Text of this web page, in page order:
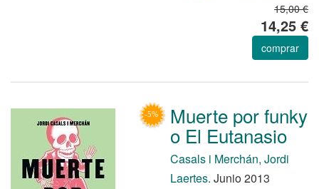
15,00 €
14,25 €
comprar
Muerte por funky
o El Eutanasio
Casals i Merchán, Jordi
Laertes. Junio 2013